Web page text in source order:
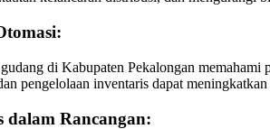
di Kabupaten Pekalongan
pengelolaan inventaris dapat
dalam Rancangan: